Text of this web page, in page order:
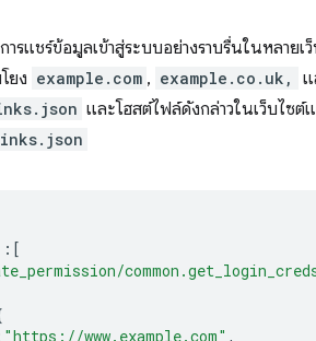
รแชร์ข้อมูลเข้าสู่ระบบอย่างราบรื่นในหลาย
ยง example.com , example.co.uk, แ
และโฮสต์ไฟล์ดังกล่าวในเว็บไซ
:[
"https://www.example.com" ,